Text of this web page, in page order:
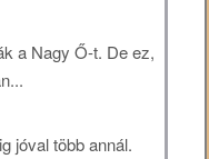
a Nagy Ő-t. De ez,
jóval több annál.